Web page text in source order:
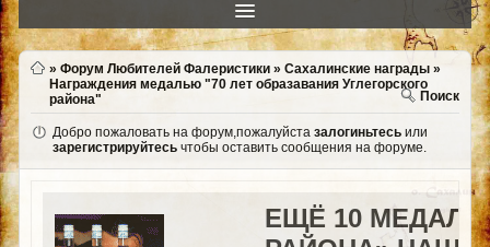
» Форум Любителей Фалеристики» Сахалинские награды»
Награждения медалью "70 лет образавания Углегорского
района"
Поиск
Добро пожаловать на форум,пожалуйста залогиньтесьили
зарегистрируйтесьчтобы оставить сообщения на форуме.
ЕЩЁ 10